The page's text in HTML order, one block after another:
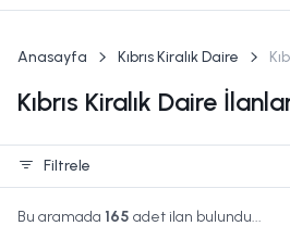
Anasayfa Kıbrıs Kiralık Daire
Kıbrıs Kiralık Daire
Filtrele
Bu aramada 165 adet ilan bulundu...